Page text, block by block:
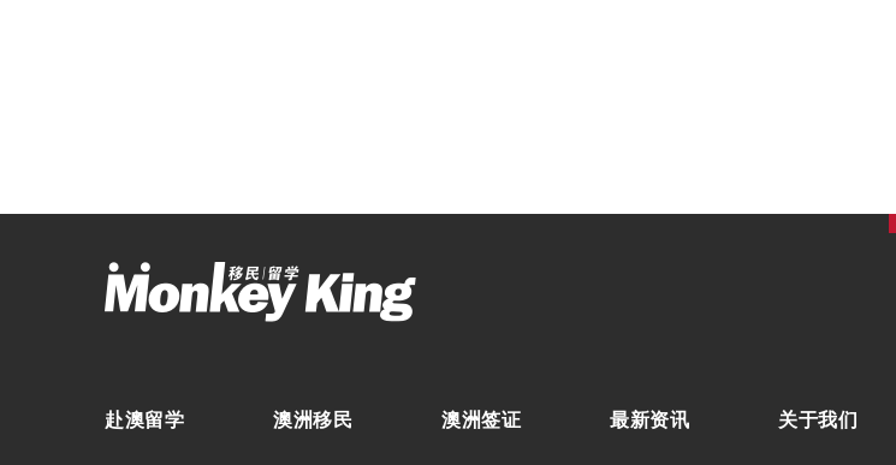
赴澳留学 澳洲移民 澳洲签证 最新资讯 关于我们